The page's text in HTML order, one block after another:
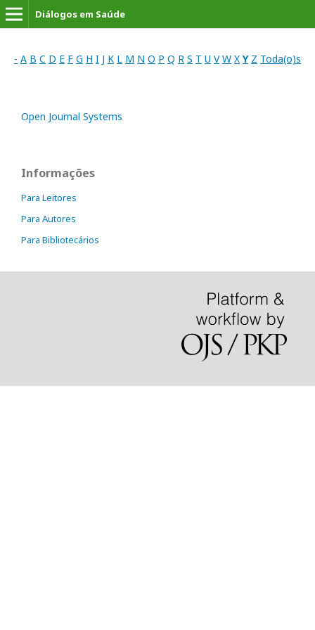
Diálogos em Saúde
- A B C D E F G H I J K L M N O P Q R S T U V W X Y Z Toda(o)s
Open Journal Systems
Informações
Para Leitores
Para Autores
Para Bibliotecários